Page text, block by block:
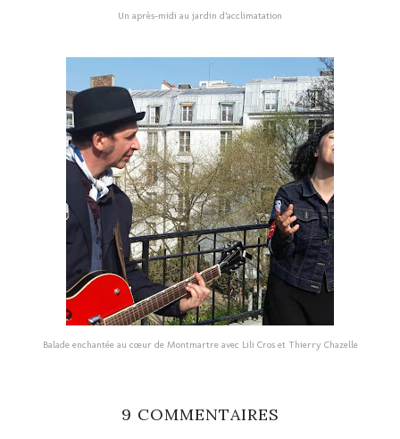
Un après-midi au jardin d’acclimatation
Balade enchantée au cœur de Montmartre avec Lili Cros et Thierry Chazelle
9 COMMENTAIRES